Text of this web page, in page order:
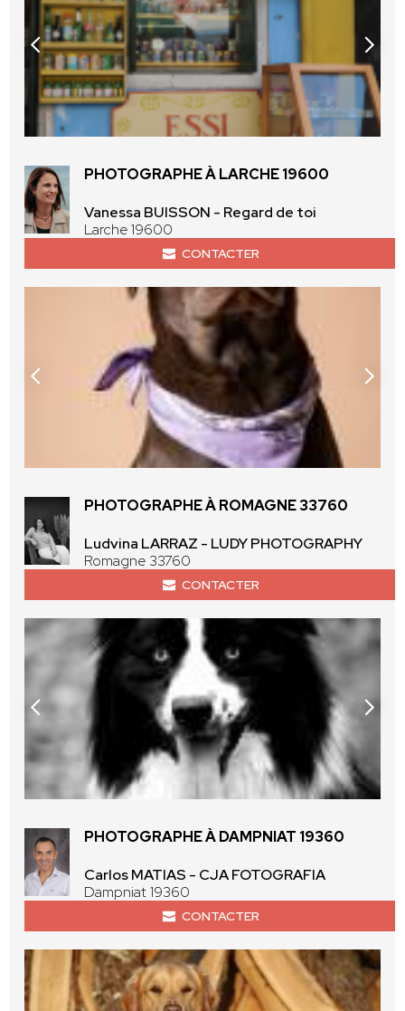
PHOTOGRAPHE À LARCHE 19600
Vanessa BUISSON - Regard de toi
Larche 19600
CONTACTER
PHOTOGRAPHE À ROMAGNE 33760
Ludvina LARRAZ - LUDY PHOTOGRAPHY
Romagne 33760
CONTACTER
PHOTOGRAPHE À DAMPNIAT 19360
Carlos MATIAS - CJA FOTOGRAFIA
Dampniat 19360
CONTACTER